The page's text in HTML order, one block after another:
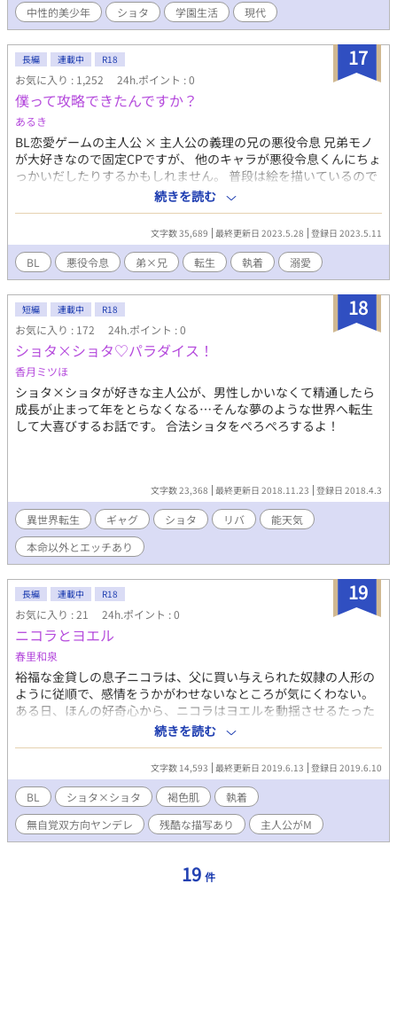
中性的美少年
ショタ 学園生活 現代
17
長編 連載中 R18
お気に入り : 1,252 24h.ポイント : 0
僕って攻略できたんですか？
あるき
BL恋愛ゲームの主人公 × 主人公の義理の兄の悪役令息 兄弟モノ
が大好きなので固定CPですが、 他のキャラが悪役令息くんにちょ
っかいだしたりするかもしれません。 普段は絵を描いているので
プロットの役目もあります。お手柔らかにお願いいたします🎌 要
素:兄受け・兄弟（血の繋がり無し）・ショタ×ショタ（前半）・
続きを読む
文字数 35,689 最終更新日 2023.5.28 登録日 2023.5.11
BL 悪役令息 弟×兄 転生 執着 溺愛
18
短編 連載中 R18
お気に入り : 172 24h.ポイント : 0
ショタ×ショタ♡パラダイス！
香月ミツほ
ショタ×ショタが好きな主人公が、男性しかいなくて精通したら
成長が止まって年をとらなくなる…そんな夢のような世界へ転生
して大喜びするお話です。 合法ショタをぺろぺろするよ！
文字数 23,368 最終更新日 2018.11.23 登録日 2018.4.3
異世界転生 ギャグ ショタ リバ
能天気
本命以外とエッチあり
19
長編 連載中 R18
お気に入り : 21 24h.ポイント : 0
ニコラとヨエル
春里和泉
裕福な金貸しの息子ニコラは、父に買い与えられた奴隷の人形の
ように従順で、感情をうかがわせないなところが気にくわない。
ある日、ほんの好奇心から、ニコラはヨエルを動揺させるたった
一つの手段を発見する。しかし、その手段に、やがてニコラの方
が溺れていき……。 ◆ 【無感情奴隷少年×傲慢ご主人様】【ショ
タ×ショタ】ご注意ください。 作中、奴隷と言った存在や、性的
ないじめの表現が出てきます（主人公がする側です）。タグ等確
認の上お読みください。 性的表現のある章には★をつけてありま
す。 ストック尽きるまでは毎日5時投稿。その後は週2～3更新、
ムーンライトノベルズでも連載しています。
続きを読む
文字数 14,593 最終更新日 2019.6.13 登録日 2019.6.10
BL ショタ×ショタ 褐色肌
執着
無自覚双方向ヤンデレ
残酷な描写あり 主人公がM
19 件